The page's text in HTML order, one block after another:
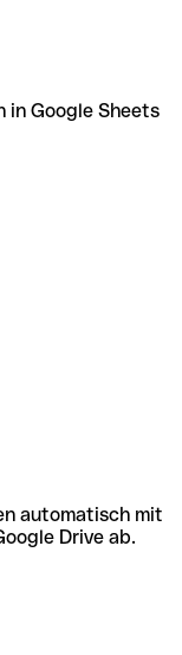
in Google Sheets
automatisch mit
Drive ab.